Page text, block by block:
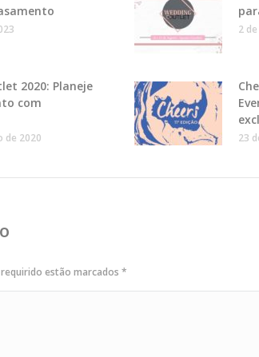
2
2020: Planeje
com
de 2020 23
estão marcados *